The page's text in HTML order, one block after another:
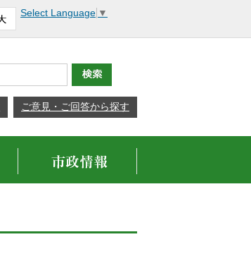
Select Language ▼
ご意見・ご回答から探す